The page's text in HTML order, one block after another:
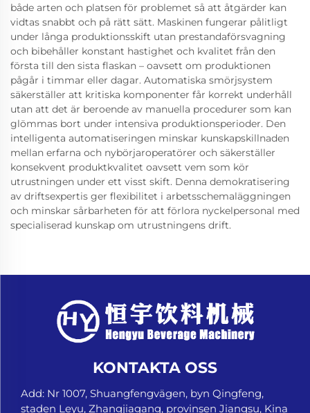
både arten och platsen för problemet så att åtgärder kan
vidtas snabbt och på rätt sätt. Maskinen fungerar pålitligt
under långa produktionsskift utan prestandaförsvagning
och bibehåller konstant hastighet och kvalitet från den
första till den sista flaskan – oavsett om produktionen
pågår i timmar eller dagar. Automatiska smörjsystem
säkerställer att kritiska komponenter får korrekt underhåll
utan att det är beroende av manuella procedurer som kan
glömmas bort under intensiva produktionsperioder. Den
intelligenta automatiseringen minskar kunskapskillnaden
mellan erfarna och nybörjaroperatörer och säkerställer
konsekvent produktkvalitet oavsett vem som kör
utrustningen under ett visst skift. Denna demokratisering
av driftsexpertis ger flexibilitet i arbetsschemaläggningen
och minskar sårbarheten för att förlora nyckelpersonal med
specialiserad kunskap om utrustningens drift.
KONTAKTA OSS
Add: Nr 1007, Shuangfengvägen, byn Qingfeng,
staden Leyu, Zhangjiagang, provinsen Jiangsu, Kina